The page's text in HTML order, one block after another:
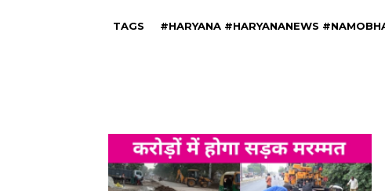
TAGS #HARYANA #HARYANANEWS